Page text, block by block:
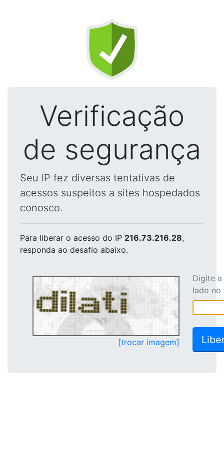
Verificação
de segurança
Seu IP fez diversas tentativas de
acessos suspeitos a sites hospedados
conosco.
Para liberar o acesso do IP 216.73.216.28,
responda ao desafio abaixo.
[trocar imagem]
Digite
lado no